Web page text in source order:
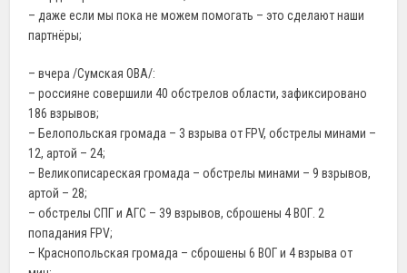
– даже если мы пока не можем помогать – это сделают наши
партнёры;
– вчера /Сумская ОВА/:
– россияне совершили 40 обстрелов области, зафиксировано
186 взрывов;
– Белопольская громада – 3 взрыва от FPV, обстрелы минами –
12, артой – 24;
– Великописареская громада – обстрелы минами – 9 взрывов,
артой – 28;
– обстрелы СПГ и АГС – 39 взрывов, сброшены 4 ВОГ. 2
попадания FPV;
– Краснопольская громада – сброшены 6 ВОГ и 4 взрыва от